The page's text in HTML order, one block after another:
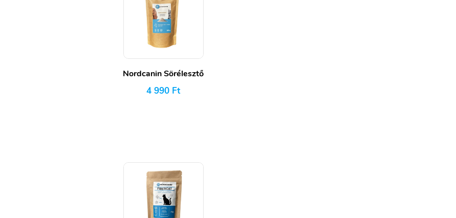
Nordcanin Sörélesztő
4 990 Ft